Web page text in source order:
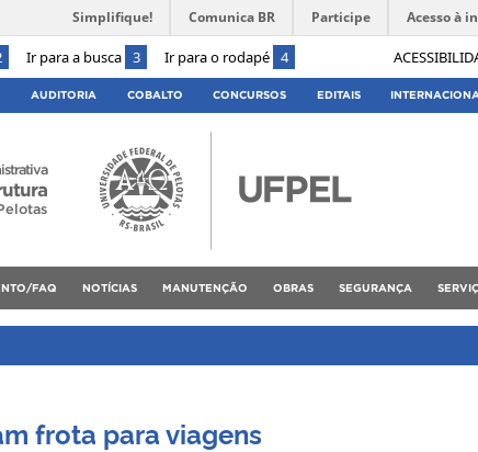
Ir para a busca 3 Ir para o rodapé 4
Simplifique! Comunica BR Participe Acesso à
AUDITORIA COBALTO CONCURSOS EDITAIS
FAQ NOTÍCIAS MANUTENÇÃO OBRAS SEGURANÇA
frota para viagens